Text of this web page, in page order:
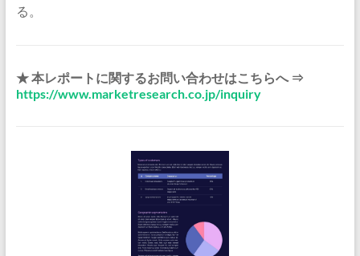
る。
★ 本レポートに関するお問い合わせはこちらへ ⇒
https://www.marketresearch.co.jp/inquiry